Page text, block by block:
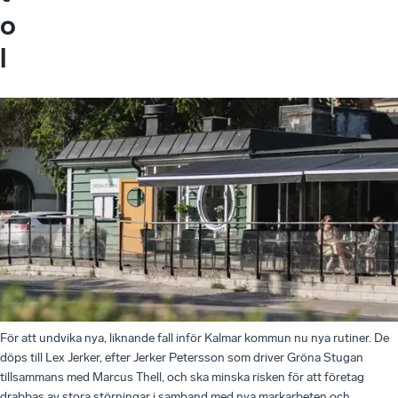
o
l
För att undvika nya, liknande fall inför Kalmar kommun nu nya rutiner. De
döps till Lex Jerker, efter Jerker Petersson som driver Gröna Stugan
tillsammans med Marcus Thell, och ska minska risken för att företag